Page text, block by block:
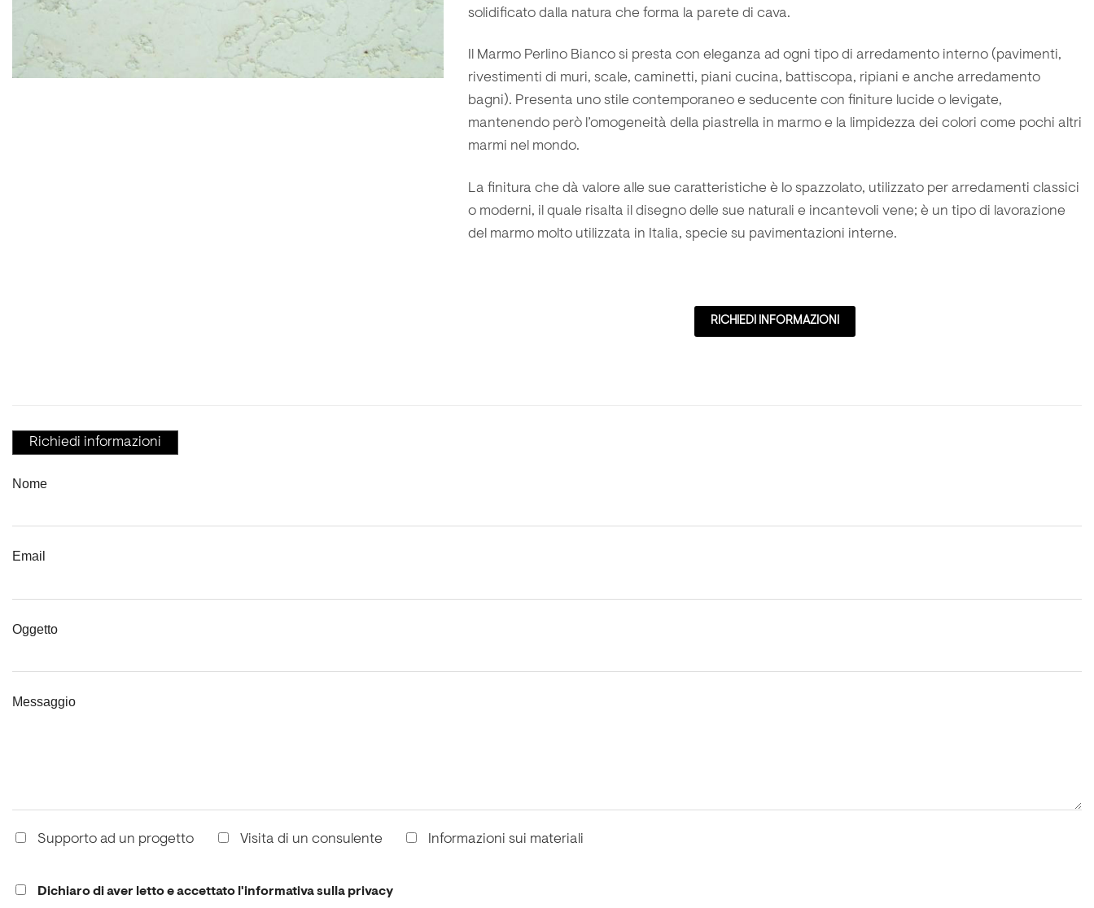
solidificato dalla natura che forma la parete di cava.
Il Marmo Perlino Bianco si presta con eleganza ad ogni tipo di arredamento interno (pavimenti,
rivestimenti di muri, scale, caminetti, piani cucina, battiscopa, ripiani e anche arredamento
bagni). Presenta uno stile contemporaneo e seducente con finiture lucide o levigate,
mantenendo però l’omogeneità della piastrella in marmo e la limpidezza dei colori come pochi altri
marmi nel mondo.
La finitura che dà valore alle sue caratteristiche è lo spazzolato, utilizzato per arredamenti classici
o moderni, il quale risalta il disegno delle sue naturali e incantevoli vene; è un tipo di lavorazione
del marmo molto utilizzata in Italia, specie su pavimentazioni interne.
RICHIEDI INFORMAZIONI
Richiedi informazioni
Nome
Email
Oggetto
Messaggio
Supporto ad un progetto Visita di un consulente Informazioni sui materiali
Dichiaro di aver letto e accettato l'informativa sulla privacy